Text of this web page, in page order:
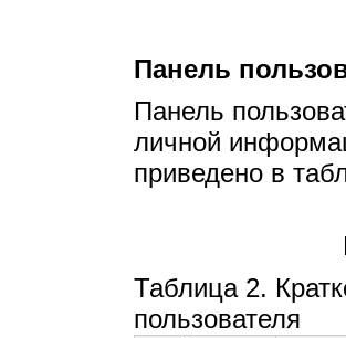
Панель
Панель
личной
приведено в
Таблица 2.
пользователя